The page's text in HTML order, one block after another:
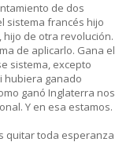
de dos
sistema francés hijo
hijo de otra revolución.
de aplicarlo. Gana el
sistema, excepto
hubiera ganado
ganó Inglaterra nos
Y en esa estamos.
quitar toda esperanza